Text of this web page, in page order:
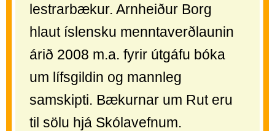
lestrarbækur. Arnheiður Borg
hlaut íslensku menntaverðlaunin
árið 2008 m.a. fyrir útgáfu bóka
um lífsgildin og mannleg
samskipti. Bækurnar um Rut eru
til sölu hjá Skólavefnum.